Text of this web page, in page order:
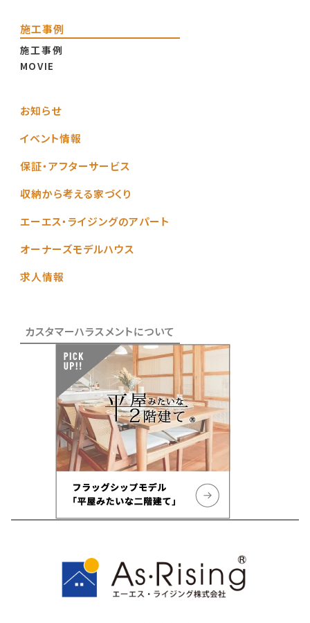
施工事例
施工事例
MOVIE
お知らせ
イベント情報
保証・アフターサービス
収納から考える家づくり
エーエス・ライジングのアパート
オーナーズモデルハウス
求人情報
カスタマーハラスメントについて